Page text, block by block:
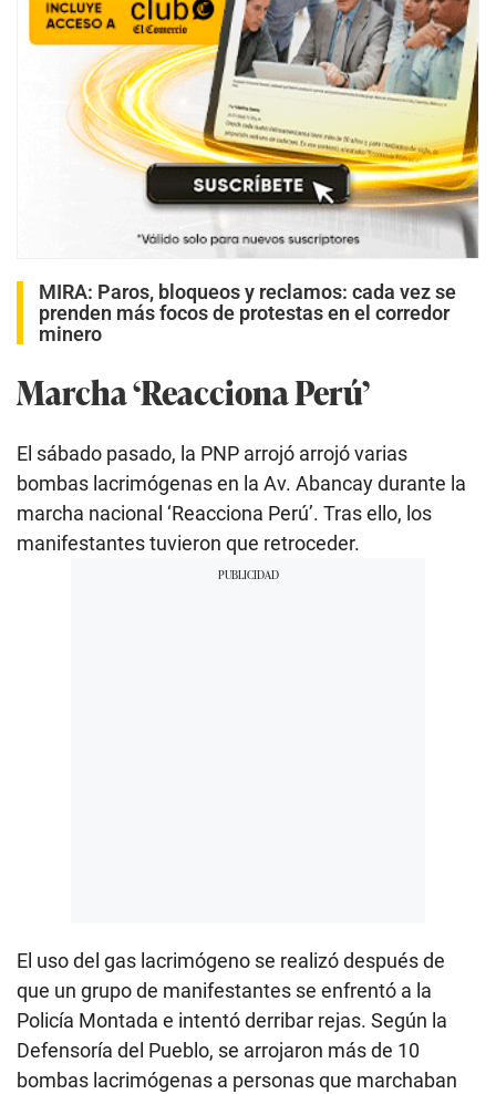
MIRA: Paros, bloqueos y reclamos: cada vez se
prenden más focos de protestas en el corredor
minero
Marcha ‘Reacciona Perú’
El sábado pasado, la PNP arrojó arrojó varias
bombas lacrimógenas en la Av. Abancay durante la
marcha nacional ‘Reacciona Perú’. Tras ello, los
manifestantes tuvieron que retroceder.
El uso del gas lacrimógeno se realizó después de
que un grupo de manifestantes se enfrentó a la
Policía Montada e intentó derribar rejas. Según la
Defensoría del Pueblo, se arrojaron más de 10
bombas lacrimógenas a personas que marchaban